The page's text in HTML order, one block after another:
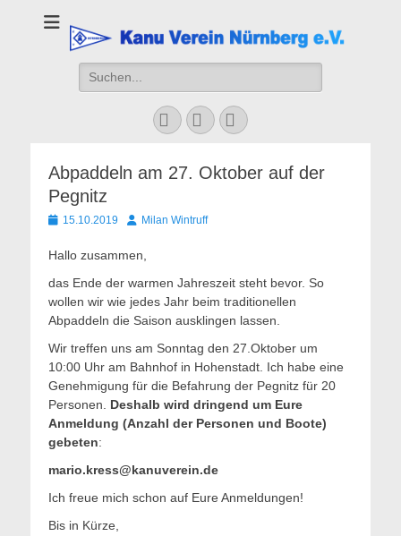
Kanu Verein
Nuernberg
Suchen
nach:
Facebook
YouTubeInstagram
Abpaddeln am 27. Oktober auf der
Pegnitz
Veröffentlicht
15.10.2019 AutorMilan Wintruff
Hallo zusammen,
das Ende der warmen Jahreszeit steht bevor. So
wollen wir wie jedes Jahr beim traditionellen
Abpaddeln die Saison ausklingen lassen.
Wir treffen uns am Sonntag den 27.Oktober um
10:00 Uhr am Bahnhof in Hohenstadt. Ich habe eine
Genehmigung für die Befahrung der Pegnitz für 20
Personen. Deshalb wird dringend um Eure
Anmeldung (Anzahl der Personen und Boote)
gebeten:
mario.kress@kanuverein.de
Ich freue mich schon auf Eure Anmeldungen!
Bis in Kürze,